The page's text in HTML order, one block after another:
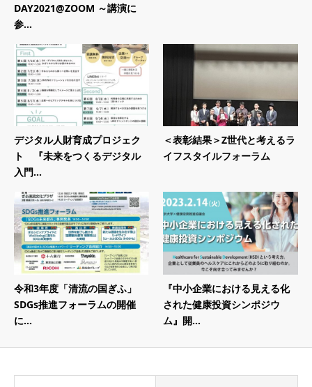
DAY2021@ZOOM ～講演に
参...
デジタル人財育成プロジェク
ト 『未来をつくるデジタル
入門...
＜表彰結果＞Z世代と考えるラ
イフスタイルフォーラム
令和3年度「清流の国ぎふ」
SDGs推進フォーラムの開催
に...
『中小企業における見える化
された健康投資シンポジウ
ム』開...